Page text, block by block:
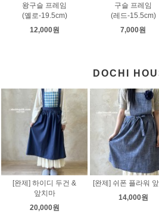
왕구슬 프레임
(옐로-19.5cm)
12,000원
구슬 프레임
(레드-15.5cm)
7,000원
DOCHI
[완제] 하이디 두건 &
앞치마
20,000원
[완제] 쉬폰 플라워
14,000원